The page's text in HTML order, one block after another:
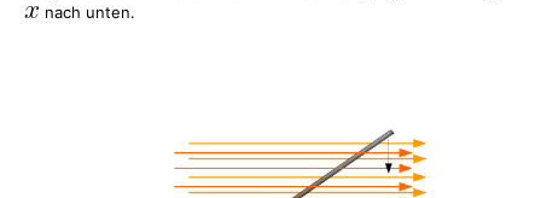
nach unten.